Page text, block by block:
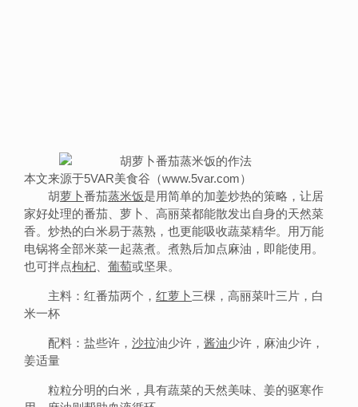
本文来源于5VAR美食谷（www.5var.com）
胡萝卜番茄蒸米饭是用简单的加姜炒热的策略，让居
家好处理的番茄、萝卜、高丽菜都能散发出自身的天然菜
香。炒热的白米易于蒸熟，也更能吸收蔬菜精华。用万能
电锅将全部米菜一起蒸煮。煮熟后加点麻油，即能使用。
也可拌点枸杞 葡萄或坚果。
主料：红番茄两个， 红萝卜三棵，高丽菜叶三片，白
米一杯
配料：盐些许， 沙拉油少许， 酱油少许，麻油少许，
姜适量
粒粒分明的白米，具有蔬菜的天然美味、姜的驱寒作